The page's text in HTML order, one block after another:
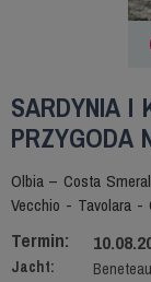
SARDYNIA I
PRZYGODA
Olbia – Costa
Vecchio - Tavolara -
Termin:
Jacht: